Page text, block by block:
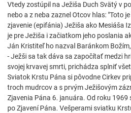
Vtedy zostúpil na Ježiša Duch Svätý v
nebo a z neba zaznel Otcov hlas: "Toto
zjavenie (epifánia) Ježiša ako Mesiáša
je pre Ježiša i začiatkom jeho poslania
Ján Kristiteľ ho nazval Baránkom
- Ježši sa tak dáva sa započítať medzi
svojej krvavej smrti, prichádza splniť
Sviatok Krstu Pána si pôvodne Cirkev
troch mudrcov a s prvým Ježišovým
Zjavenia Pána 6. januára. Od roku 1969
po Zjavení Pána. Vešperami sviatku